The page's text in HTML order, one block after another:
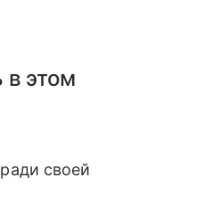
этом
своей